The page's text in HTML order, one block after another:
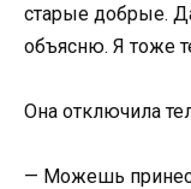
старые добрые.
объясню. Я тоже
Она отключила
— Можешь